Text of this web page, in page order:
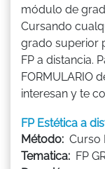
módulo de
Cursando
grado superior
FP a distancia.
FORMULARIO
interesan y te
FP Estética a
Método: Curso
Tematica: FP